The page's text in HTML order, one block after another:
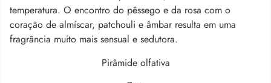
temperatura. O encontro do pêssego e da rosa com o
coração de almíscar, patchouli e âmbar resulta em uma
fragrância muito mais sensual e sedutora.
Pirâmide olfativa